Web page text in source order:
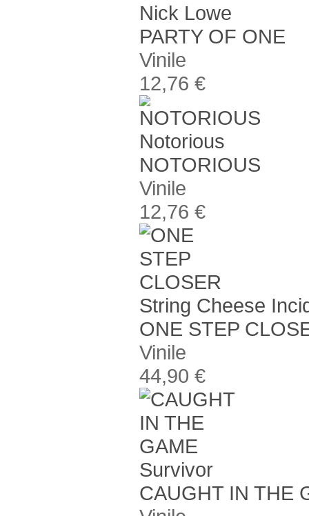
Nick Lowe
PARTY OF ONE
Vinile
12,76 €
Notorious
NOTORIOUS
Vinile
12,76 €
String Cheese
ONE STEP
Vinile
44,90 €
Survivor
CAUGHT IN THE